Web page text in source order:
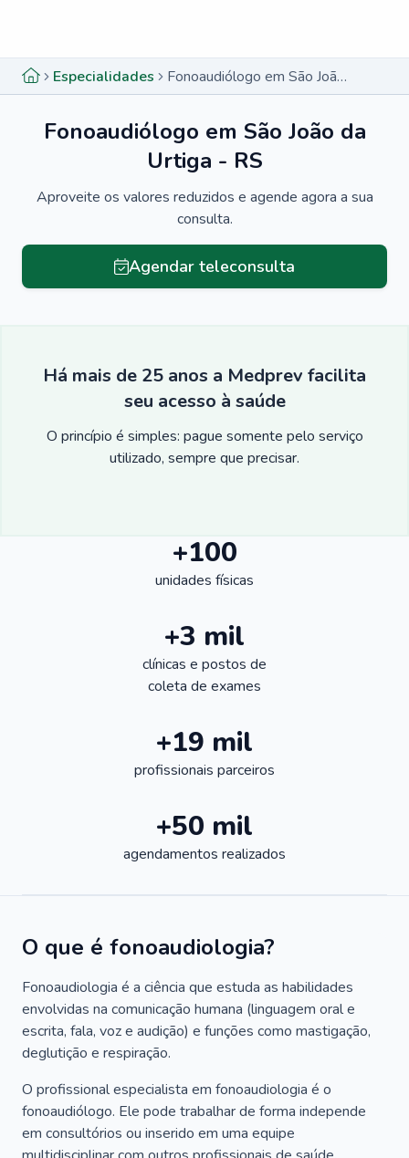
Especialidades Fonoaudiólogo em São João da Urtiga - RS
Fonoaudiólogo em São João da
Urtiga - RS
Aproveite os valores reduzidos e agende agora a sua
consulta.
Agendar teleconsulta
Há mais de 25 anos a Medprev facilita
seu acesso à saúde
O princípio é simples: pague somente pelo serviço
utilizado, sempre que precisar.
+100
unidades físicas
+3 mil
clínicas e postos de
coleta de exames
+19 mil
profissionais parceiros
+50 mil
agendamentos realizados
O que é fonoaudiologia?
Fonoaudiologia é a ciência que estuda as habilidades
envolvidas na comunicação humana (linguagem oral e
escrita, fala, voz e audição) e funções como mastigação,
deglutição e respiração.
O profissional especialista em fonoaudiologia é o
fonoaudiólogo. Ele pode trabalhar de forma independe
em consultórios ou inserido em uma equipe